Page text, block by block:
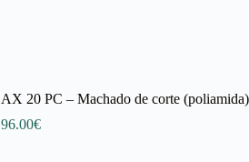
AX 20 PC – Machado de corte
96.00€